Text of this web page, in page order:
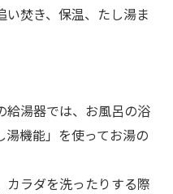
い焚き、保温、たし湯ま
給湯器では、お風呂の浴
機能」を使ってお湯の
カラダを洗ったりする際